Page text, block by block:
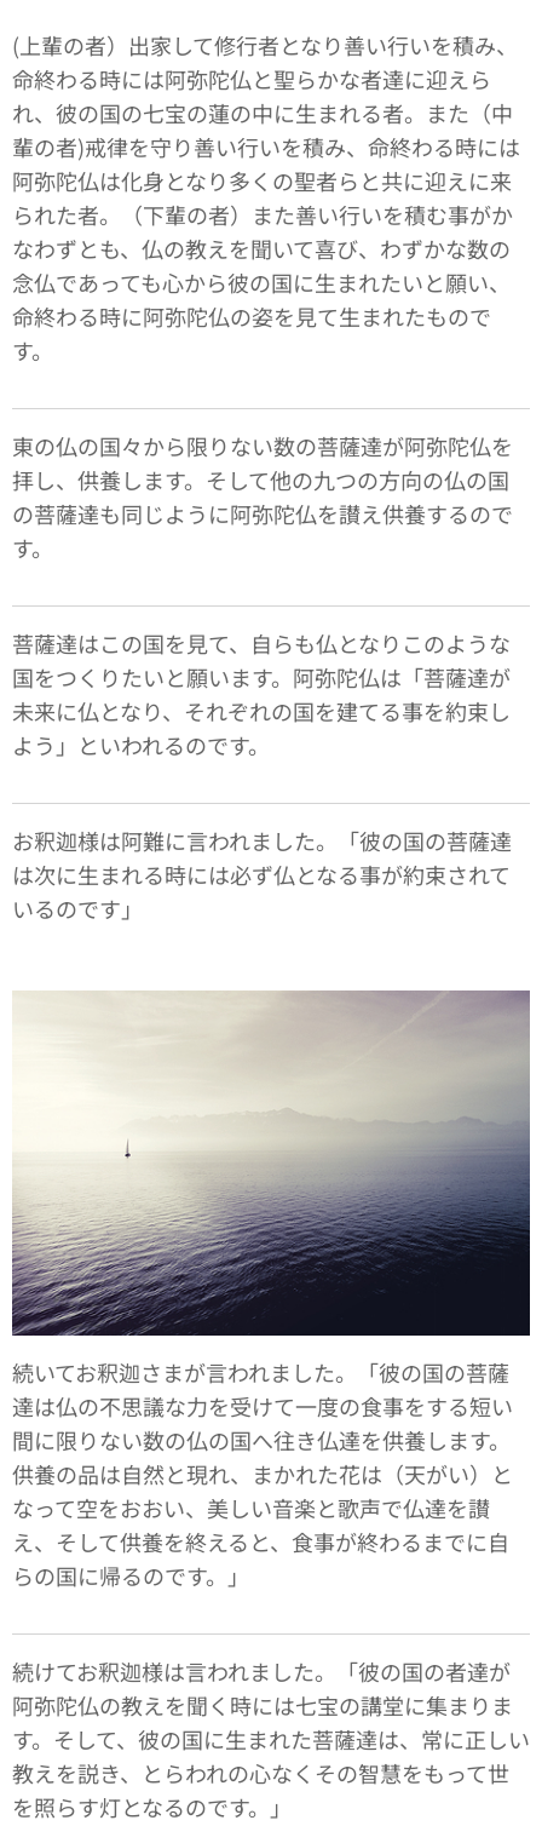
(上輩の者）出家して修行者となり善い行いを積み、
命終わる時には阿弥陀仏と聖らかな者達に迎えら
れ、彼の国の七宝の蓮の中に生まれる者。また（中
輩の者)戒律を守り善い行いを積み、命終わる時には
阿弥陀仏は化身となり多くの聖者らと共に迎えに来
られた者。（下輩の者）また善い行いを積む事がか
なわずとも、仏の教えを聞いて喜び、わずかな数の
念仏であっても心から彼の国に生まれたいと願い、
命終わる時に阿弥陀仏の姿を見て生まれたもので
す。
東の仏の国々から限りない数の菩薩達が阿弥陀仏を
拝し、供養します。そして他の九つの方向の仏の国
の菩薩達も同じように阿弥陀仏を讃え供養するので
す。
菩薩達はこの国を見て、自らも仏となりこのような
国をつくりたいと願います。阿弥陀仏は「菩薩達が
未来に仏となり、それぞれの国を建てる事を約束し
よう」といわれるのです。
お釈迦様は阿難に言われました。「彼の国の菩薩達
は次に生まれる時には必ず仏となる事が約束されて
いるのです」
続いてお釈迦さまが言われました。「彼の国の菩薩
達は仏の不思議な力を受けて一度の食事をする短い
間に限りない数の仏の国へ往き仏達を供養します。
供養の品は自然と現れ、まかれた花は（天がい）と
なって空をおおい、美しい音楽と歌声で仏達を讃
え、そして供養を終えると、食事が終わるまでに自
らの国に帰るのです。」
続けてお釈迦様は言われました。「彼の国の者達が
阿弥陀仏の教えを聞く時には七宝の講堂に集まりま
す。そして、彼の国に生まれた菩薩達は、常に正しい
教えを説き、とらわれの心なくその智慧をもって世
を照らす灯となるのです。」